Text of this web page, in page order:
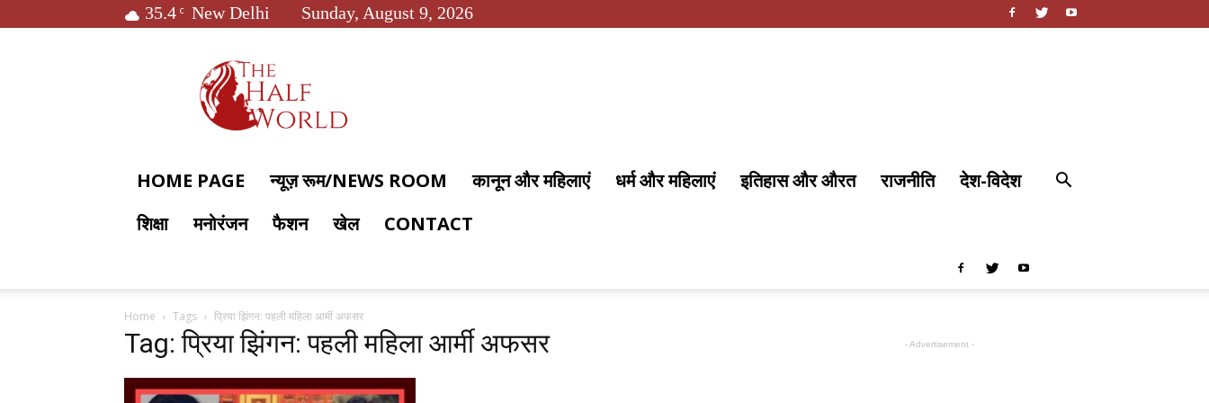
35.4 C New Delhi Sunday, August 9, 2026
World
HOME PAGE न्यूज़ रूम/NEWS ROOM कानून और महिलाएं धर्म और महिलाएं इतिहास और औरत राजनीति
देश-विदेश
शिक्षा
मनोरंजन फैशन खेल CONTACT
Home Tags प्रिया झिंगन: पहली महिला आर्मी अफसर
Tag: प्रिया झिंगन: पहली महिला आर्मी अफसर - Advertisement -